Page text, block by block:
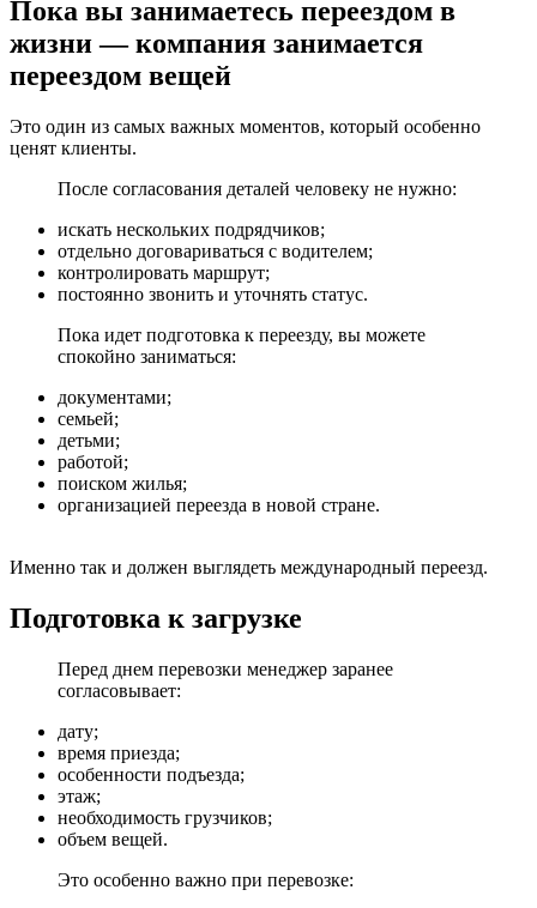
Пока вы занимаетесь переездом в
жизни — компания занимается
переездом вещей
Это один из самых важных моментов, который особенно
ценят клиенты.
После согласования деталей человеку не нужно:
искать нескольких подрядчиков;
отдельно договариваться с водителем;
контролировать маршрут;
постоянно звонить и уточнять статус.
Пока идет подготовка к переезду, вы можете
спокойно заниматься:
документами;
семьей;
детьми;
работой;
поиском жилья;
организацией переезда в новой стране.
Именно так и должен выглядеть международный переезд.
Подготовка к загрузке
Перед днем перевозки менеджер заранее
согласовывает:
дату;
время приезда;
особенности подъезда;
этаж;
необходимость грузчиков;
объем вещей.
Это особенно важно при перевозке: